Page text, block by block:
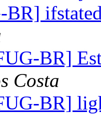
BR]
BR]
Costa
BR]